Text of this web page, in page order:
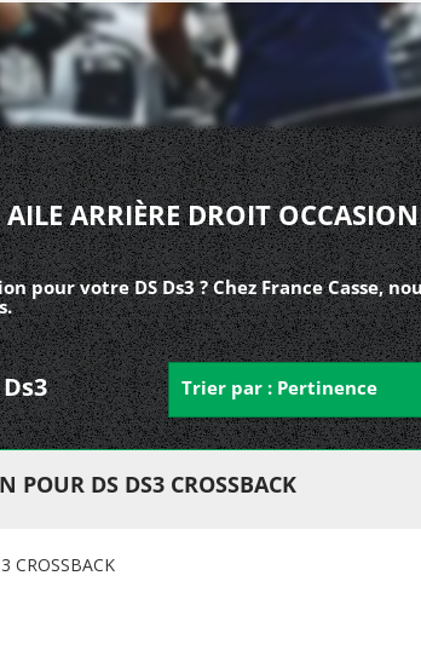
AILE ARRIÈRE DROIT
votre DS Ds3 ? Chez France Casse,
Trier par : Pertinence
POUR DS DS3 CROSSBACK
CROSSBACK